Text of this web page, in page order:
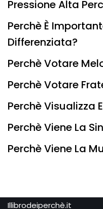
Pressione Alta
Perchè È
Differenziata?
Perchè Votare
Perchè Votare
Perchè Visualizza
Perchè Viene La
Perchè Viene La
Illibrodeiperchè.it